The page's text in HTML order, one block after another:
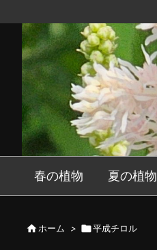
春の植物 夏の植物
 ホーム > 平成チロル